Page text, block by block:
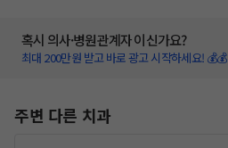
혹시 의사·병원관계자 이신가요?
최대 200만원 받고 바로 광고 시작하세요! 💰💰
주변 다른 치과